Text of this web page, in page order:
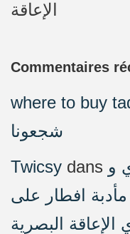
الإعاقة
Commentaires
where to buy
شجعونا
Twicsy dans و
افطار على
البصرية